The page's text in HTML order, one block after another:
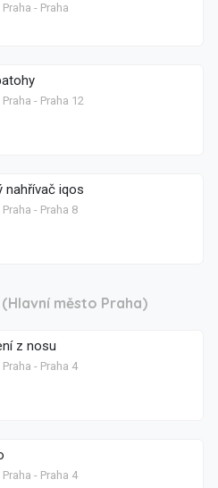
- Praha
- Praha 12
nahřívač iqos
- Praha 8
(Hlavní město Praha)
z nosu
- Praha 4
- Praha 4